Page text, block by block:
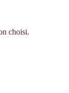
choisi.